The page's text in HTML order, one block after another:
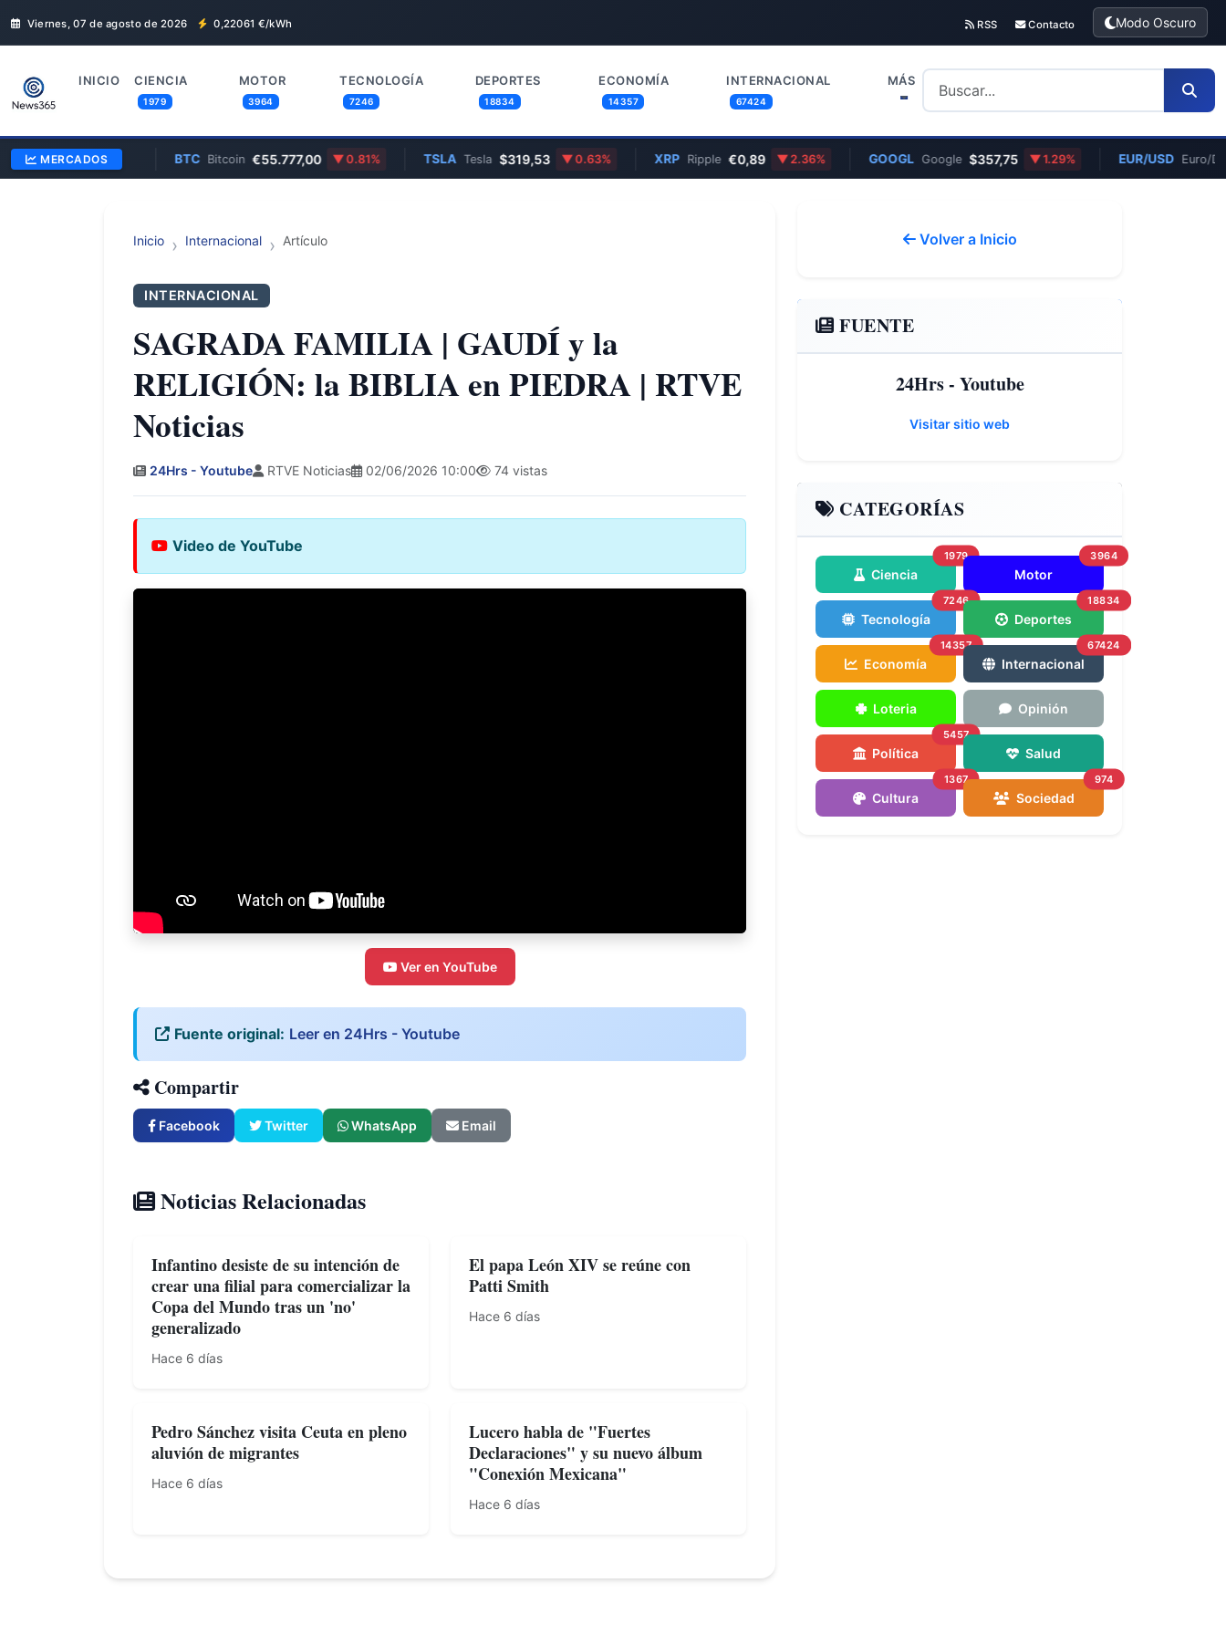
Viernes, 07 de agosto de 2026 0,22061 €/kWh RSS Contacto Modo Oscuro
INICIO CIENCIA
1979
MOTOR
3964
TECNOLOGÍA
7246
DEPORTES
18834
ECONOMÍA
14357
INTERNACIONAL
67424
MÁS
MERCADOS
€0,17 6.78% BTC Bitcoin €55.777,00 0.81% TSLA Tesla $319,53 0.63% XRP Ripple €0,89 2.36% GOOGL Google $357,75 1.29% EUR/USD Euro/Dólar
Inicio Internacional Artículo
INTERNACIONAL
SAGRADA FAMILIA | GAUDÍ y la
RELIGIÓN: la BIBLIA en PIEDRA | RTVE
Noticias
24Hrs - Youtube RTVE Noticias 02/06/2026 10:00 74 vistas
Video de YouTube
Ver en YouTube
Fuente original: Leer en 24Hrs - Youtube
Compartir
Facebook Twitter WhatsApp Email
Noticias Relacionadas
Infantino desiste de su intención de
crear una filial para comercializar la
Copa del Mundo tras un 'no'
generalizado
Hace 6 días
El papa León XIV se reúne con
Patti Smith
Hace 6 días
Pedro Sánchez visita Ceuta en pleno
aluvión de migrantes
Hace 6 días
Lucero habla de "Fuertes
Declaraciones" y su nuevo álbum
"Conexión Mexicana"
Hace 6 días
Volver a Inicio
FUENTE
24Hrs - Youtube
Visitar sitio web
CATEGORÍAS
Ciencia
1979
Motor
3964
Tecnología
7246
Deportes
18834
Economía
14357
Internacional
67424
Loteria Opinión
Política
5457
Salud
Cultura
1367
Sociedad
974